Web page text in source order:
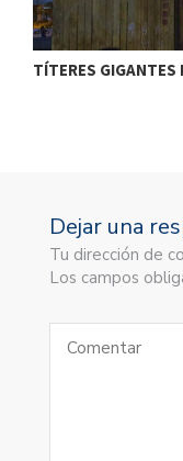
TÍTERES GIGANTES
Dejar una
Tu dirección de
Los campos